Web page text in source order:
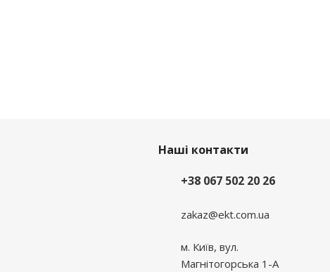
Наші контакти
+38 067 502 20 26
zakaz@ekt.com.ua
м. Київ, вул.
Магнітогорська 1-А